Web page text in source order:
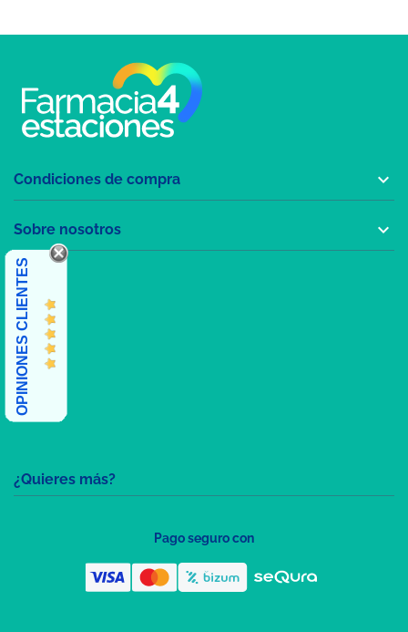
¿Quieres más?
Condiciones de compra 
Sobre nosotros 
OPINIONES CLIENTES
Pago seguro con